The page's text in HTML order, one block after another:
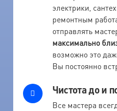
электрики,
ремонтным
отправлять
максимально
возможно это
Вы постоянно
Чистота до и
Все мастера